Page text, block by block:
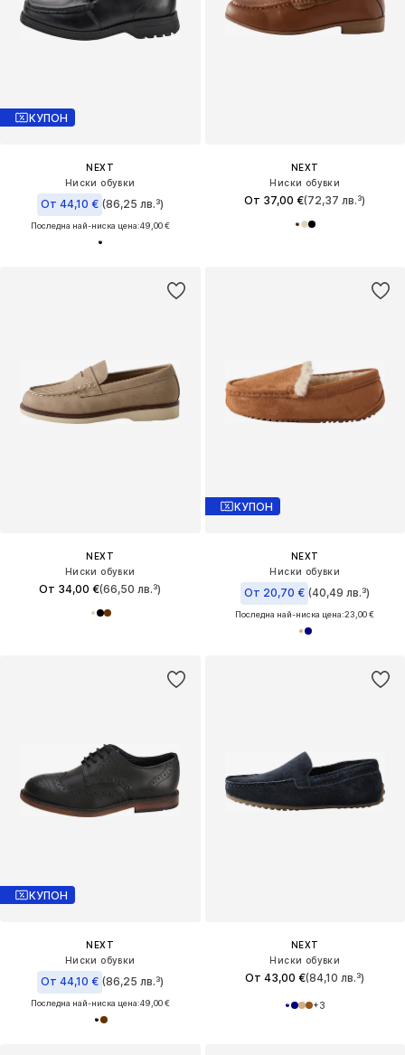
КУПОН
NEXT
Ниски обувки
От 44,10 € (86,25 лв.³)
Последна най-ниска цена:49,00 €
NEXT
Ниски обувки
От 37,00 €(72,37 лв.³)
NEXT
Ниски обувки
От 34,00 €(66,50 лв.³)
КУПОН
NEXT
Ниски обувки
От 20,70 € (40,49 лв.³)
Последна най-ниска цена:23,00 €
КУПОН
NEXT
Ниски обувки
От 44,10 € (86,25 лв.³)
Последна най-ниска цена:49,00 €
NEXT
Ниски обувки
От 43,00 €(84,10 лв.³)
+3